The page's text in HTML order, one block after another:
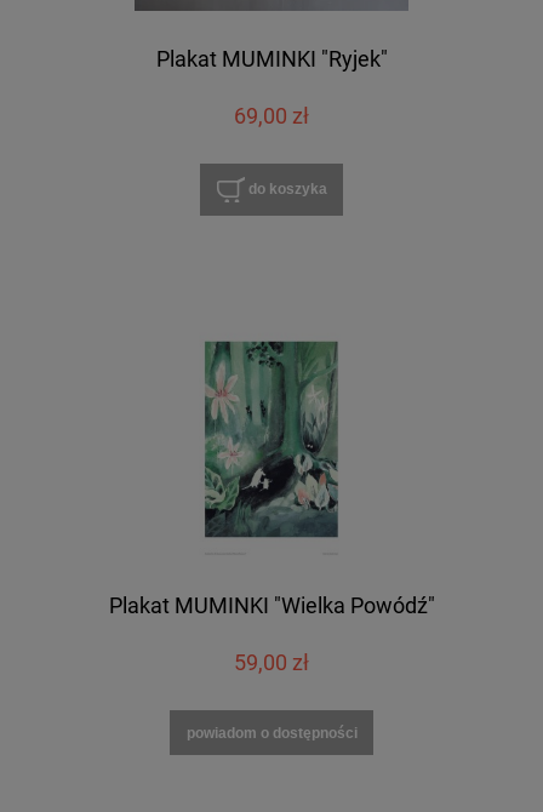
Plakat MUMINKI "Ryjek"
69,00 zł
do koszyka
Plakat MUMINKI "Wielka Powódź"
59,00 zł
powiadom o dostępności